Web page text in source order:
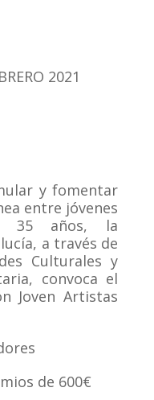
2021
y fomentar
entre jóvenes
35 años, la
a través de
Culturales y
convoca el
Joven Artistas
de 600€